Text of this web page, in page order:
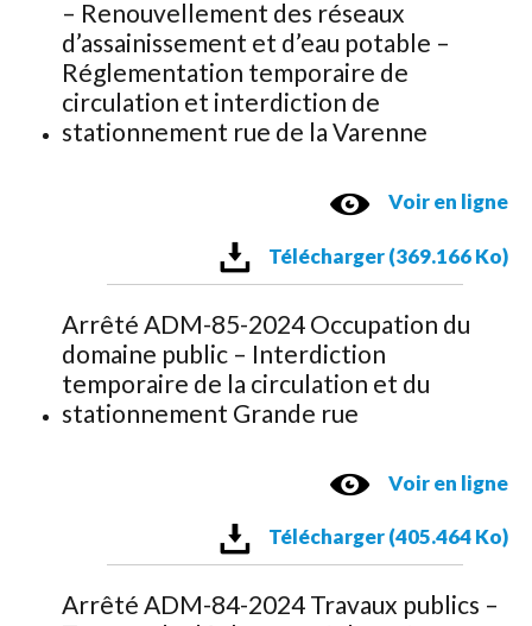
– Renouvellement des réseaux
d’assainissement et d’eau potable –
Réglementation temporaire de
circulation et interdiction de
stationnement rue de la Varenne
Voir en ligne
Télécharger (369.166 Ko)
Arrêté ADM-85-2024 Occupation du
domaine public – Interdiction
temporaire de la circulation et du
stationnement Grande rue
Voir en ligne
Télécharger (405.464 Ko)
Arrêté ADM-84-2024 Travaux publics –